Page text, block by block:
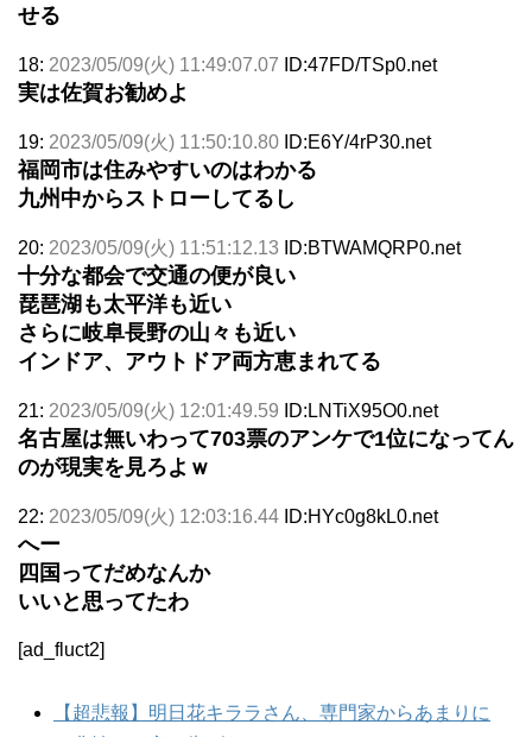
せる
18: 2023/05/09(火) 11:49:07.07 ID:47FD/TSp0.net
実は佐賀お勧めよ
19: 2023/05/09(火) 11:50:10.80 ID:E6Y/4rP30.net
福岡市は住みやすいのはわかる
九州中からストローしてるし
20: 2023/05/09(火) 11:51:12.13 ID:BTWAMQRP0.net
十分な都会で交通の便が良い
琵琶湖も太平洋も近い
さらに岐阜長野の山々も近い
インドア、アウトドア両方恵まれてる
21: 2023/05/09(火) 12:01:49.59 ID:LNTiX95O0.net
名古屋は無いわって703票のアンケで1位になってん
のが現実を見ろよｗ
22: 2023/05/09(火) 12:03:16.44 ID:HYc0g8kL0.net
へー
四国ってだめなんか
いいと思ってたわ
[ad_fluct2]
【超悲報】明日花キララさん、専門家からあまりに